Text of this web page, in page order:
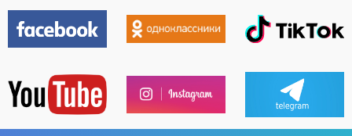
праздничное настроение!